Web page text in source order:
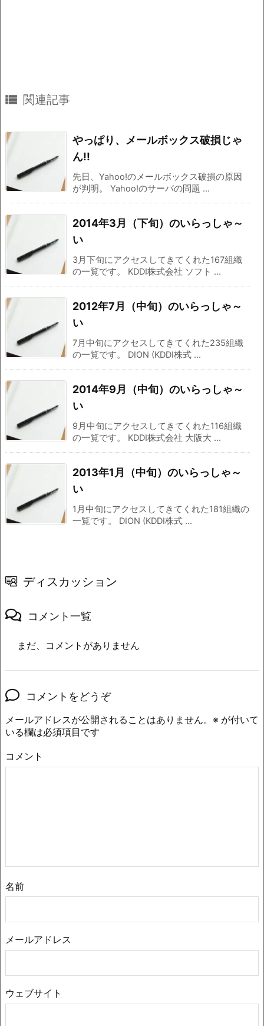
 関連記事
やっぱり、メールボックス破損じゃ
ん!!
先日、Yahoo!のメールボックス破損の原因
が判明。 Yahoo!のサーバの問題 ...
2014年3月（下旬）のいらっしゃ～
い
3月下旬にアクセスしてきてくれた167組織
の一覧です。 KDDI株式会社 ソフト ...
2012年7月（中旬）のいらっしゃ～
い
7月中旬にアクセスしてきてくれた235組織
の一覧です。 DION (KDDI株式 ...
2014年9月（中旬）のいらっしゃ～
い
9月中旬にアクセスしてきてくれた116組織
の一覧です。 KDDI株式会社 大阪大 ...
2013年1月（中旬）のいらっしゃ～
い
1月中旬にアクセスしてきてくれた181組織の
一覧です。 DION (KDDI株式 ...
ディスカッション
コメント一覧
まだ、コメントがありません
コメントをどうぞ
メールアドレスが公開されることはありません。 ※ が付いて
いる欄は必須項目です
コメント
名前
メールアドレス
ウェブサイト